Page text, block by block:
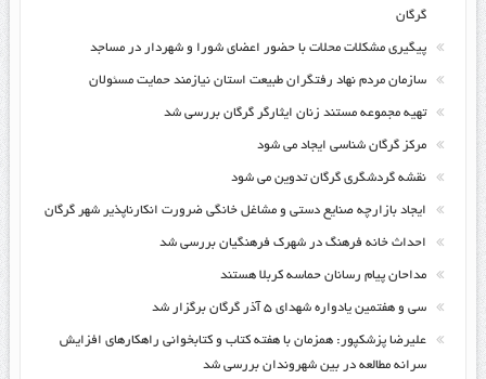
گرگان
پیگیری مشکلات محلات با حضور اعضای شورا و شهردار در مساجد
سازمان مردم نهاد رفتگران طبیعت استان نیازمند حمایت مسئولان
تهیه مجموعه مستند زنان ایثارگر گرگان بررسی شد
مرکز گرگان شناسی ایجاد می شود
نقشه گردشگری گرگان تدوین می شود
ایجاد بازارچه صنایع دستی و مشاغل خانگی ضرورت انکارناپذیر شهر گرگان
احداث خانه فرهنگ در شهرک فرهنگیان بررسی شد
مداحان پیام رسانان حماسه کربلا هستند
سی و هفتمین یادواره شهدای ۵ آذر گرگان برگزار شد
علیرضا پزشکپور: همزمان با هفته کتاب و کتابخوانی راهکارهای افزایش
سرانه مطالعه در بین شهروندان بررسی شد